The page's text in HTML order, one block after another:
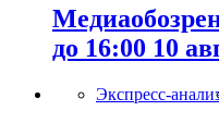
до 16:00 10
Экспресс-